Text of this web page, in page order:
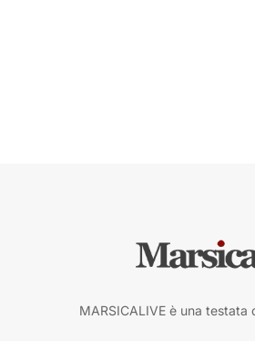
MARSICALIVE è una testata